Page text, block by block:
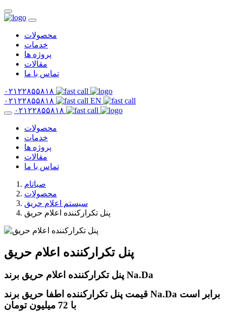
محصولات
خدمات
پروژه ها
مقالات
تماس با ما
۰۲۱۲۲۸۵۵۸۱۸
۰۲۱۲۲۸۵۵۸۱۸
EN
۰۲۱۲۲۸۵۵۸۱۸
محصولات
خدمات
پروژه ها
مقالات
تماس با ما
صباتام
محصولات
سیستم اعلام حریق
پنل تکرارکننده اعلام حریق
پنل تکرارکننده اعلام حریق
پنل تکرارکننده اعلام حریق برند Na.Da
قیمت پنل تکرارکننده اطفا حریق برند Na.Da برابر است
با 72 میلیون تومان